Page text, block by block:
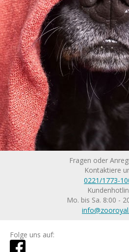
Fragen oder
Kontaktiere
0221/1773-
Mo. bis Sa. 8:00 -
Folge uns auf: